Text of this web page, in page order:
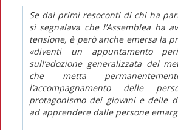
Se dai primi resoconti di chi ha
si segnalava che l’Assemblea ha
tensione, è però anche emersa la
«diventi un appuntamento
sull’adozione generalizzata del
che metta
l’accompagnamento delle
protagonismo dei giovani e delle
ad apprendere dalle persone